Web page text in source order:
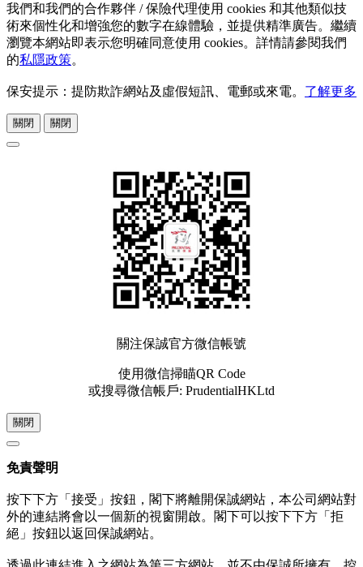
我們和我們的合作夥伴 / 保險代理使用 cookies 和其他類似技
術來個性化和增強您的數字在線體驗，並提供精準廣告。繼續
瀏覽本網站即表示您明確同意使用 cookies。詳情請參閱我們
的私隱政策。
保安提示：提防欺詐網站及虛假短訊、電郵或來電。 了解更多
關閉 關閉
關注保誠官方微信帳號
使用微信掃瞄QR Code
或搜尋微信帳戶: PrudentialHKLtd
關閉
免責聲明
按下下方「接受」按鈕，閣下將離開保誠網站，本公司網站對
外的連結將會以一個新的視窗開啟。閣下可以按下下方「拒
絕」按鈕以返回保誠網站。